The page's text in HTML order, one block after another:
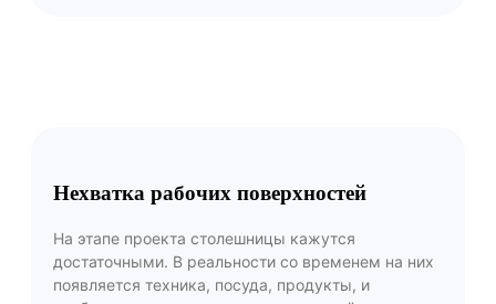
Нехватка рабочих поверхностей
На этапе проекта столешницы кажутся
достаточными. В реальности со временем на них
появляется техника, посуда, продукты, и